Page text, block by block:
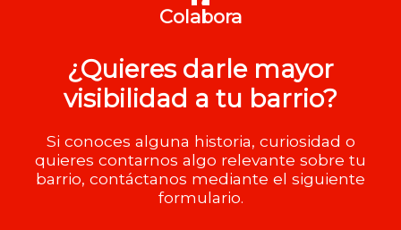
Colabora
¿Quieres darle mayor
visibilidad a tu barrio?
Si conoces alguna historia, curiosidad o
quieres contarnos algo relevante sobre tu
barrio, contáctanos mediante el siguiente
formulario.